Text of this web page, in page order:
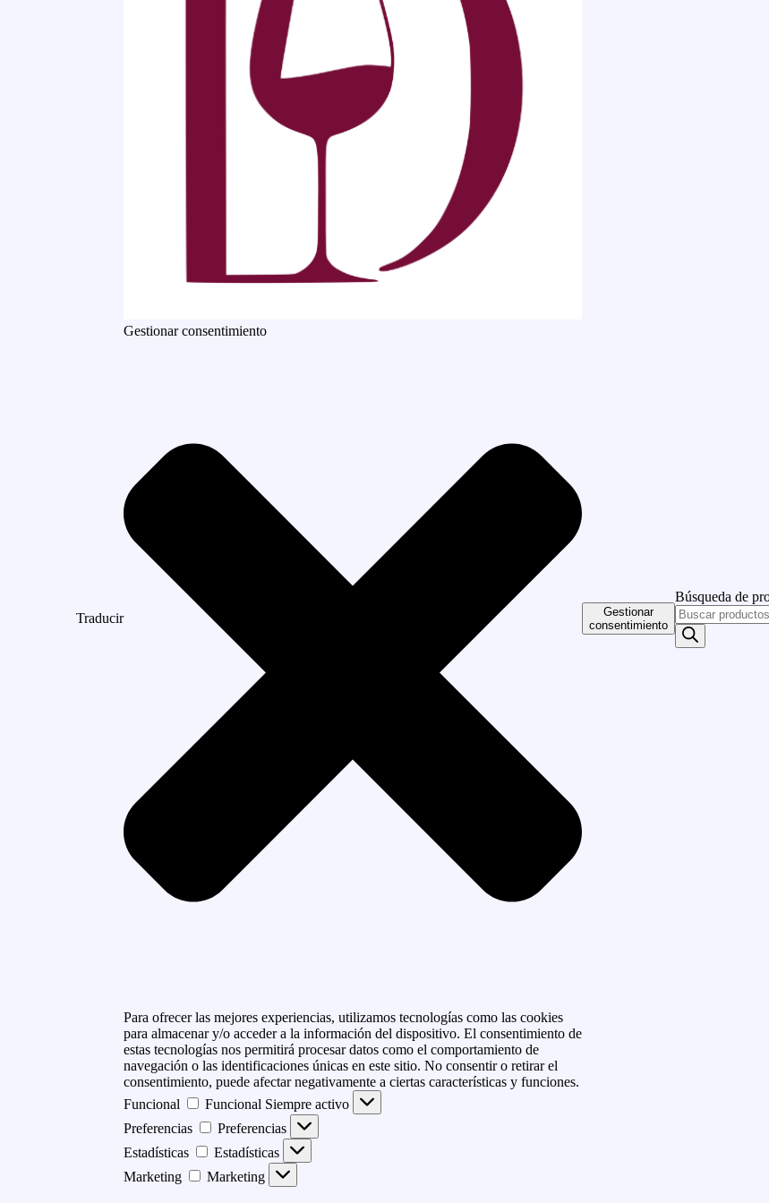
Traducir
Gestionar consentimiento
Para ofrecer las mejores experiencias, utilizamos tecnologías como las cookies
para almacenar y/o acceder a la información del dispositivo. El consentimiento de
estas tecnologías nos permitirá procesar datos como el comportamiento de
navegación o las identificaciones únicas en este sitio. No consentir o retirar el
consentimiento, puede afectar negativamente a ciertas características y funciones.
Funcional
Funcional Siempre activo
Preferencias
Preferencias
Estadísticas
Estadísticas
Marketing
Marketing
Gestionar
consentimiento
Búsqueda de